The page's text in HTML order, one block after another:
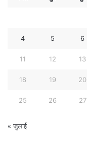
4 5 6
11 12 13
18 19 20
25 26 27
« जुलाई